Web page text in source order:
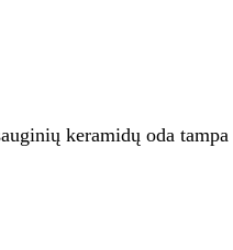
keramidų oda tampa